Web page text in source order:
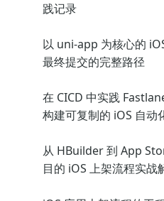
践记录
以 uni-app 为核心的
最终提交的完整路径
在 CICD 中实践
构建可复制的 iOS 自动
从 HBuilder 到 App
目的 iOS 上架流程实战